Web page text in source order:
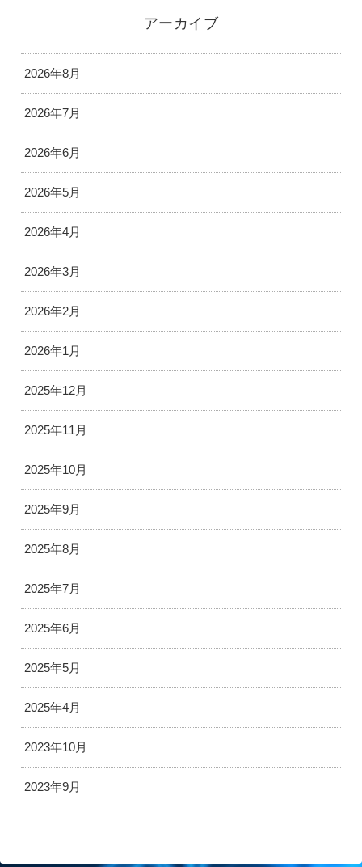
アーカイブ
2026年8月
2026年7月
2026年6月
2026年5月
2026年4月
2026年3月
2026年2月
2026年1月
2025年12月
2025年11月
2025年10月
2025年9月
2025年8月
2025年7月
2025年6月
2025年5月
2025年4月
2023年10月
2023年9月